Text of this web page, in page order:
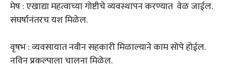
मेष : एखाद्या महत्वाच्या गोष्टीचे व्यवस्थापन करण्यात वेळ जाईल.
संघर्षानंतरच यश मिळेल.
वृषभ : व्यवसायात नवीन सहकारी मिळाल्याने काम सोपे होईल.
नविन प्रकल्पाला चालना मिळेल.